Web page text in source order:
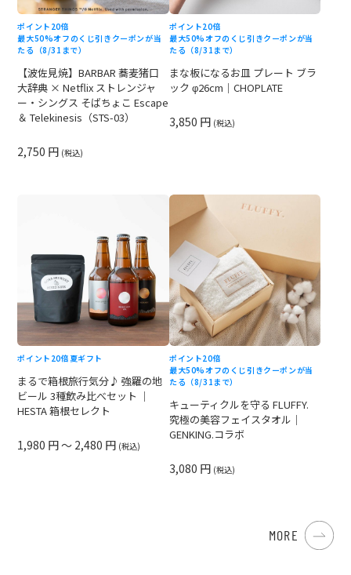
ポイント20倍
最大50%オフのくじ引きクーポンが当
たる（8/31まで）
【波佐見焼】BARBAR 蕎麦猪口
大辞典 × Netflix ストレンジャ
ー・シングス そばちょこ Escape
＆ Telekinesis（STS-03）
2,750 円 (税込)
ポイント20倍
最大50%オフのくじ引きクーポンが当
たる（8/31まで）
まな板になるお皿 プレート ブラ
ック φ26cm｜CHOPLATE
3,850 円 (税込)
ポイント20倍 夏ギフト
まるで箱根旅行気分♪ 強羅の地
ビール 3種飲み比べセット ｜
HESTA 箱根セレクト
1,980 円 ～ 2,480 円 (税込)
ポイント20倍
最大50%オフのくじ引きクーポンが当
たる（8/31まで）
キューティクルを守る FLUFFY.
究極の美容フェイスタオル｜
GENKING.コラボ
3,080 円 (税込)
MORE